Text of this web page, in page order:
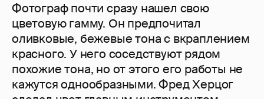
Фотограф почти сразу нашел свою
цветовую гамму. Он предпочитал
оливковые, бежевые тона с вкраплением
красного. У него соседствуют рядом
похожие тона, но от этого его работы не
кажутся однообразными. Фред Херцог